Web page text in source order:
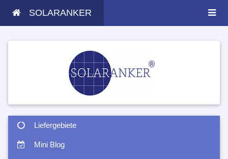
SOLARANKER
Liefergebiete
Mini Blog